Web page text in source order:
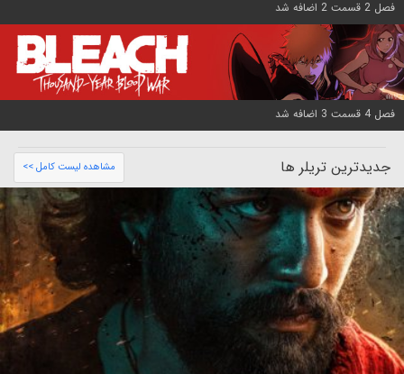
فصل 2 قسمت 2 اضافه شد
فصل 4 قسمت 3 اضافه شد
جدیدترین تریلر ها مشاهده لیست کامل >>